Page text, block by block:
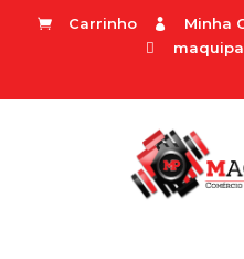
 Carrinho  Minha
